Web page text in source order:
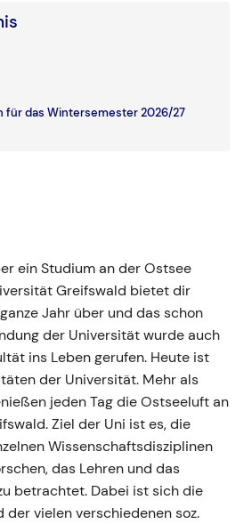
für das Wintersemester 2026/27
ein Studium an der Ostsee
Greifswald bietet dir
Jahr über und das schon
der Universität wurde auch
ins Leben gerufen. Heute ist
der Universität. Mehr als
jeden Tag die Ostseeluft an
Ziel der Uni ist es, die
Wissenschaftsdisziplinen
das Lehren und das
betrachtet. Dabei ist sich die
vielen verschiedenen soz.